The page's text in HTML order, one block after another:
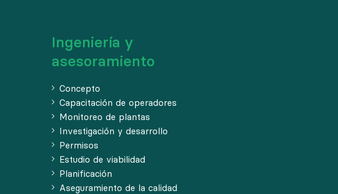
Ingeniería y
asesoramiento
Concepto
Capacitación de operadores
Monitoreo de plantas
Investigación y desarrollo
Permisos
Estudio de viabilidad
Planificación
Aseguramiento de la calidad